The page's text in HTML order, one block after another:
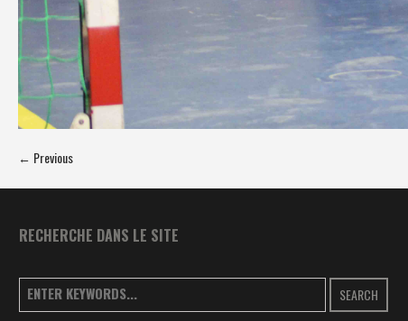
← Previous
RECHERCHE DANS LE SITE
SEARCH